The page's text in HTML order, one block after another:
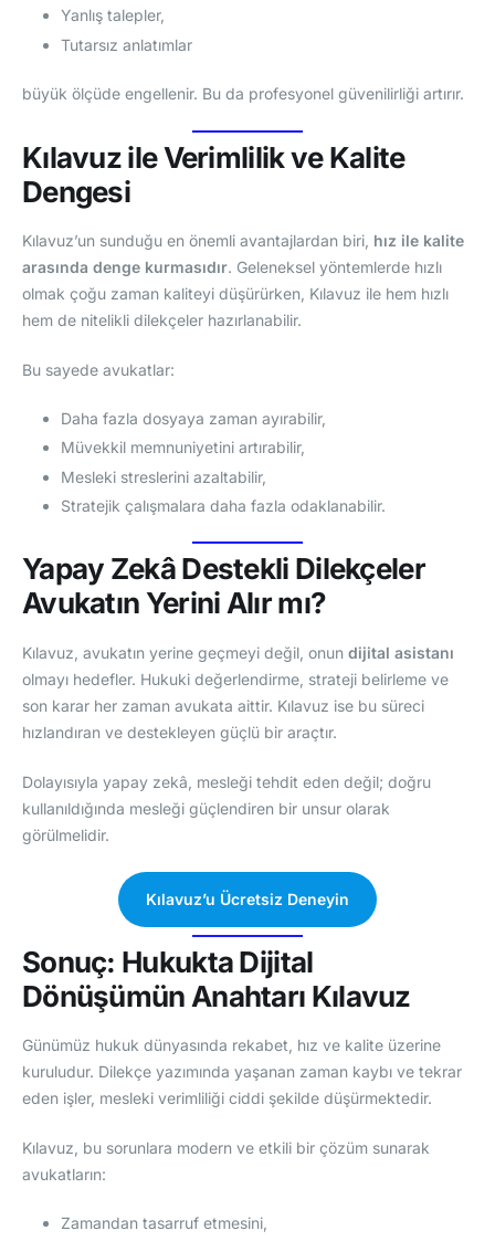
Yanlış talepler,
Tutarsız anlatımlar
büyük ölçüde engellenir. Bu da profesyonel güvenilirliği artırır.
Kılavuz ile Verimlilik ve Kalite
Dengesi
Kılavuz’un sunduğu en önemli avantajlardan biri, hız ile kalite
arasında denge kurmasıdır. Geleneksel yöntemlerde hızlı
olmak çoğu zaman kaliteyi düşürürken, Kılavuz ile hem hızlı
hem de nitelikli dilekçeler hazırlanabilir.
Bu sayede avukatlar:
Daha fazla dosyaya zaman ayırabilir,
Müvekkil memnuniyetini artırabilir,
Mesleki streslerini azaltabilir,
Stratejik çalışmalara daha fazla odaklanabilir.
Yapay Zekâ Destekli Dilekçeler
Avukatın Yerini Alır mı?
Kılavuz, avukatın yerine geçmeyi değil, onun dijital asistanı
olmayı hedefler. Hukuki değerlendirme, strateji belirleme ve
son karar her zaman avukata aittir. Kılavuz ise bu süreci
hızlandıran ve destekleyen güçlü bir araçtır.
Dolayısıyla yapay zekâ, mesleği tehdit eden değil; doğru
kullanıldığında mesleği güçlendiren bir unsur olarak
görülmelidir.
Kılavuz’u Ücretsiz Deneyin
Sonuç: Hukukta Dijital
Dönüşümün Anahtarı Kılavuz
Günümüz hukuk dünyasında rekabet, hız ve kalite üzerine
kuruludur. Dilekçe yazımında yaşanan zaman kaybı ve tekrar
eden işler, mesleki verimliliği ciddi şekilde düşürmektedir.
Kılavuz, bu sorunlara modern ve etkili bir çözüm sunarak
avukatların:
Zamandan tasarruf etmesini,